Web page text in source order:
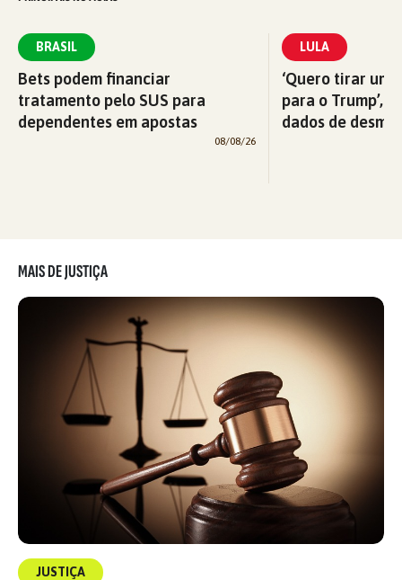
BRASIL
Bets podem financiar
tratamento pelo SUS para
dependentes em apostas
08/08/26
LULA
‘Quero tirar
para o Trump’,
dados de
MAIS DE JUSTIÇA
JUSTIÇA